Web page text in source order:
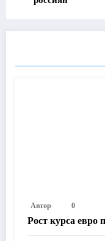
Автор 0
Рост курса